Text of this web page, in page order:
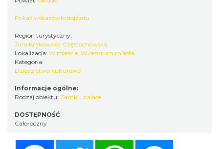
Pokaż wskazówki dojazdu
Region turystyczny:
Jura Krakowsko-Częstochowska
Lokalizacja: W mieście, W centrum miasta
Kategoria:
Dziedzictwo kulturowe
Informacje ogólne:
Rodzaj obiektu: Zamki i pałace
DOSTĘPNOŚĆ
Całoroczny
Twitter WhatsApp